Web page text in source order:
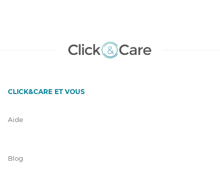
CLICK&CARE ET VOUS
Aide
Blog